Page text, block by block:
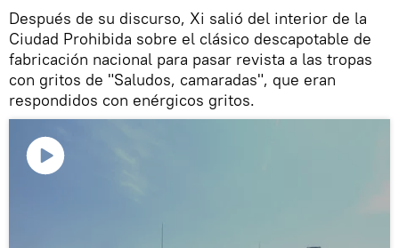
Después de su discurso, Xi salió del interior de la
Ciudad Prohibida sobre el clásico descapotable de
fabricación nacional para pasar revista a las tropas
con gritos de "Saludos, camaradas", que eran
respondidos con enérgicos gritos.